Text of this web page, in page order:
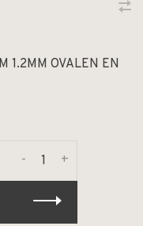
1.2MM OVALEN EN
+
-